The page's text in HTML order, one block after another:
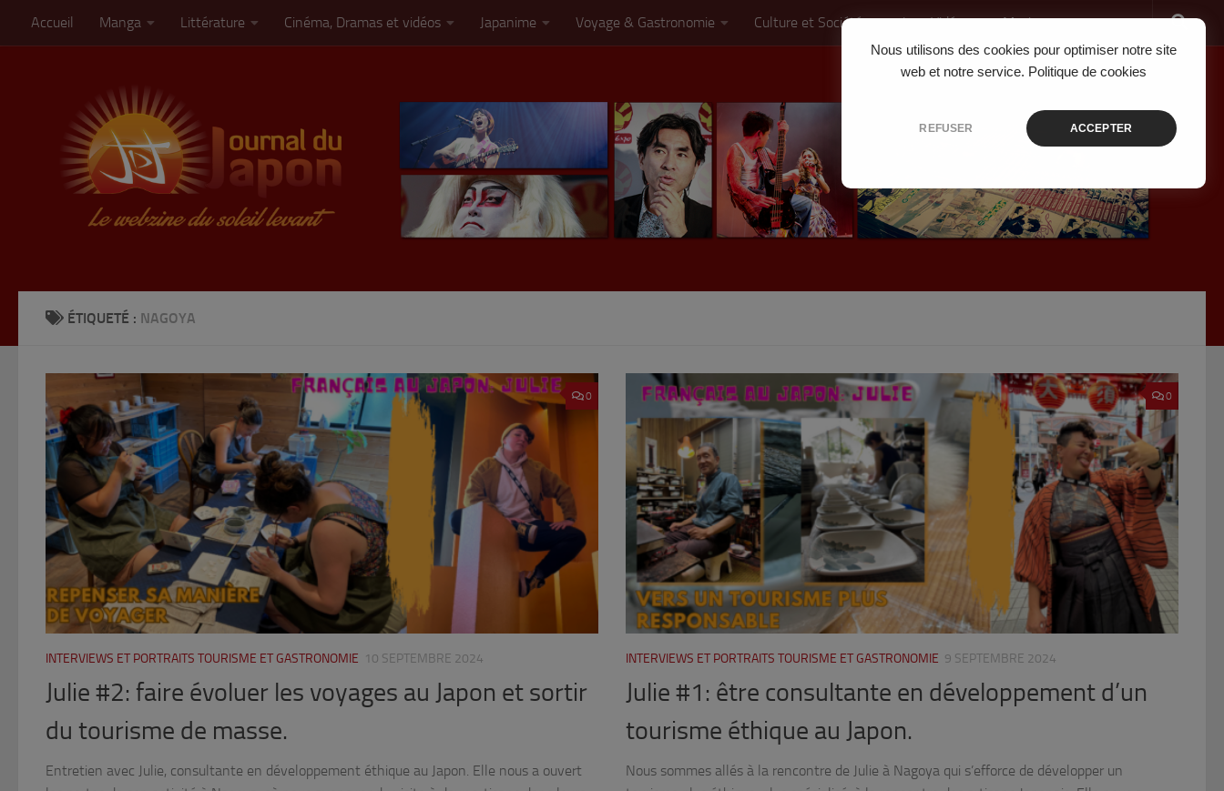
Nous utilisons des cookies pour optimiser notre site
web et notre service. Politique de cookies
REFUSER ACCEPTER
Skip to content
Accueil Manga Littérature Cinéma, Dramas et vidéos Japanime Voyage & Gastronomie Culture et Société Jeux Vidéo Musique
ÉTIQUETÉ : NAGOYA
0
INTERVIEWS ET PORTRAITS TOURISME ET GASTRONOMIE 10 SEPTEMBRE 2024
Julie #2: faire évoluer les voyages au Japon et sortir
du tourisme de masse.
Entretien avec Julie, consultante en développement éthique au Japon. Elle nous a ouvert
0
INTERVIEWS ET PORTRAITS TOURISME ET GASTRONOMIE 9 SEPTEMBRE 2024
Julie #1: être consultante en développement d’un
tourisme éthique au Japon.
Nous sommes allés à la rencontre de Julie à Nagoya qui s’efforce de développer un